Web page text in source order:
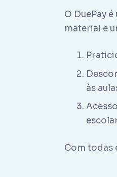
O DuePay
material e
às
Com todas